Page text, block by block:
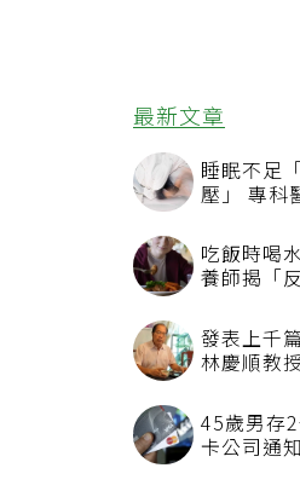
最新文章
睡眠不足
壓」 專科
吃飯時喝
養師揭「
發表上千
林慶順教
45歲男存
卡公司通